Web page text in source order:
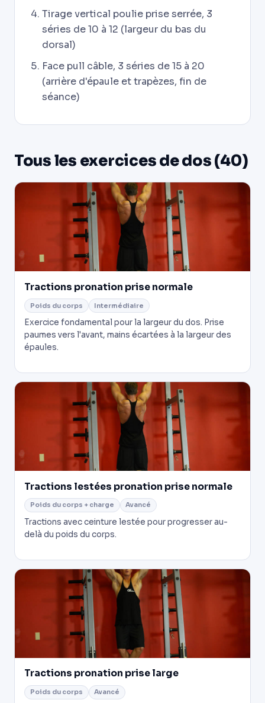
Tirage vertical poulie prise serrée, 3
séries de 10 à 12 (largeur du bas du
dorsal)
Face pull câble, 3 séries de 15 à 20
(arrière d'épaule et trapèzes, fin de
séance)
Tous les exercices de dos (40)
Tractions pronation prise normale
Poids du corps Intermédiaire
Exercice fondamental pour la largeur du dos. Prise
paumes vers l'avant, mains écartées à la largeur des
épaules.
Tractions lestées pronation prise normale
Poids du corps + charge Avancé
Tractions avec ceinture lestée pour progresser au-
delà du poids du corps.
Tractions pronation prise large
Poids du corps Avancé